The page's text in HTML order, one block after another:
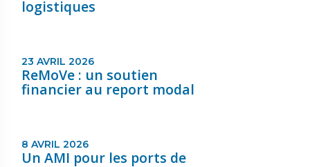
logistiques
23 AVRIL 2026
ReMoVe : un soutien
financier au report modal
8 AVRIL 2026
Un AMI pour les ports de